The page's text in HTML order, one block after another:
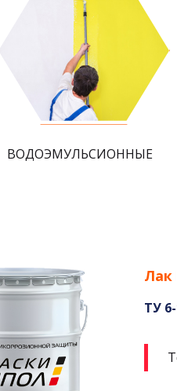
ВОДОЭМУЛЬСИОННЫЕ
Лак
ТУ